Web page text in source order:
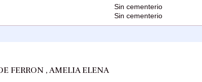
Sin cementerio
Sin cementerio
FERRON , AMELIA ELENA